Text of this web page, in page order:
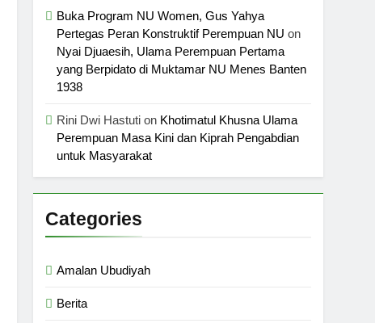
Buka Program NU Women, Gus Yahya
Pertegas Peran Konstruktif Perempuan NU on
Nyai Djuaesih, Ulama Perempuan Pertama
yang Berpidato di Muktamar NU Menes Banten
1938
Rini Dwi Hastuti on Khotimatul Khusna Ulama
Perempuan Masa Kini dan Kiprah Pengabdian
untuk Masyarakat
Categories
Amalan Ubudiyah
Berita